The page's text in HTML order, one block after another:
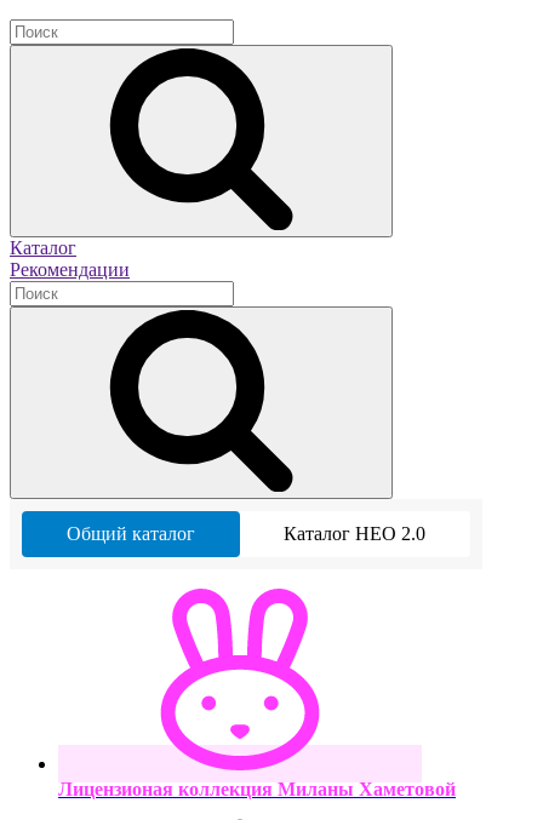
Каталог
Рекомендации
Общий каталог Каталог НЕО 2.0
Лицензионая коллекция Миланы Хаметовой